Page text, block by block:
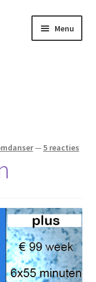
Menu
—5 reacties